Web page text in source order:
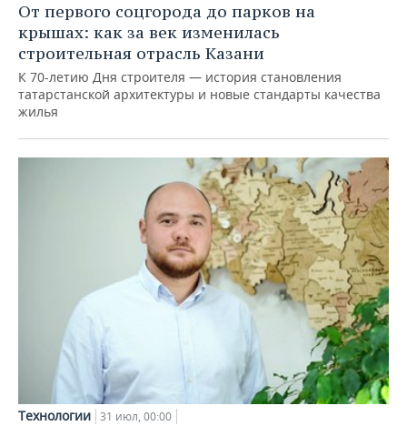
От первого соцгорода до парков на
крышах: как за век изменилась
строительная отрасль Казани
К 70-летию Дня строителя — история становления
татарстанской архитектуры и новые стандарты качества
жилья
Технологии 31 июл, 00:00